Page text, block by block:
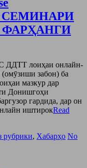
СЕМИНАРИ
ДДТТ лоиҳаи онлайн-
забон) ба
мазкур дар
Донишгоҳи
гардида, дар он
иштирокRead
рубрики, Хабарҳо No